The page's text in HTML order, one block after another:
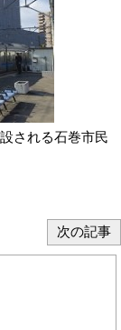
される石巻市民
次の記事